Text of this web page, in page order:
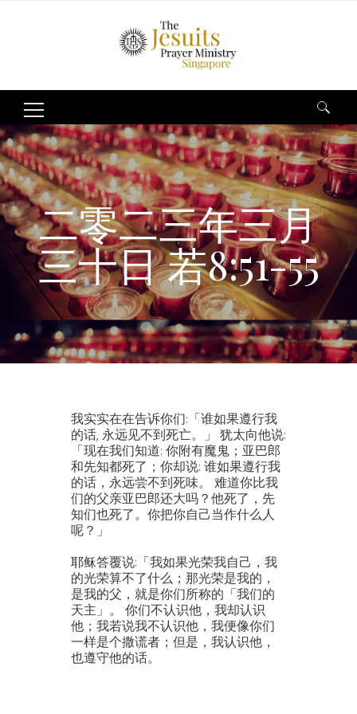
Search
for:
二零二三年三月
三十日 若8:51-55
我实实在在告诉你们:「谁如果遵行我
的话, 永远见不到死亡。」 犹太向他说:
「现在我们知道: 你附有魔鬼；亚巴郎
和先知都死了；你却说: 谁如果遵行我
的话，永远尝不到死味。 难道你比我
们的父亲亚巴郎还大吗？他死了，先
知们也死了。你把你自己当作什么人
呢？」
耶稣答覆说:「我如果光荣我自己，我
的光荣算不了什么；那光荣是我的，
是我的父，就是你们所称的「我们的
天主」。 你们不认识他，我却认识
他；我若说我不认识他，我便像你们
一样是个撒谎者；但是，我认识他，
也遵守他的话。